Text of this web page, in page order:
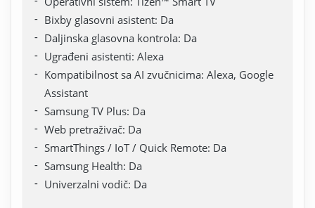
Bixby glasovni asistent: Da
Daljinska glasovna kontrola: Da
Ugrađeni asistenti: Alexa
Kompatibilnost sa AI zvučnicima: Alexa, Google
Assistant
Samsung TV Plus: Da
Web pretraživač: Da
SmartThings / IoT / Quick Remote: Da
Samsung Health: Da
Univerzalni vodič: Da